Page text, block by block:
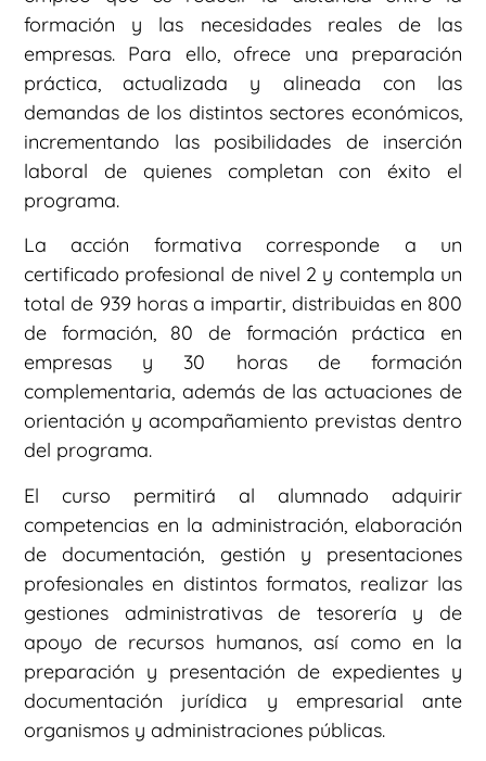
formación y las necesidades reales de las
empresas. Para ello, ofrece una preparación
práctica, actualizada y alineada con las
demandas de los distintos sectores económicos,
incrementando las posibilidades de inserción
laboral de quienes completan con éxito el
programa.
La acción formativa corresponde a un
certificado profesional de nivel 2 y contempla un
total de 939 horas a impartir, distribuidas en 800
de formación, 80 de formación práctica en
empresas y 30 horas de formación
complementaria, además de las actuaciones de
orientación y acompañamiento previstas dentro
del programa.
El curso permitirá al alumnado adquirir
competencias en la administración, elaboración
de documentación, gestión y presentaciones
profesionales en distintos formatos, realizar las
gestiones administrativas de tesorería y de
apoyo de recursos humanos, así como en la
preparación y presentación de expedientes y
documentación jurídica y empresarial ante
organismos y administraciones públicas.